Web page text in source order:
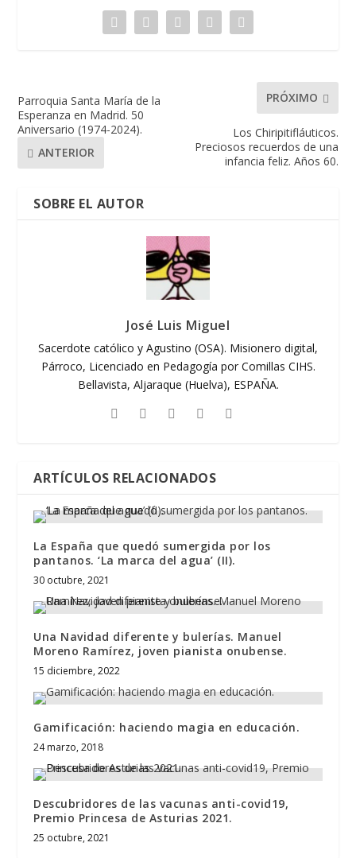
Parroquia Santa María de la
Esperanza en Madrid. 50
Aniversario (1974-2024).
ANTERIOR
PRÓXIMO
Los Chiripitifláuticos.
Preciosos recuerdos de una
infancia feliz. Años 60.
SOBRE EL AUTOR
José Luis Miguel
Sacerdote católico y Agustino (OSA). Misionero digital,
Párroco, Licenciado en Pedagogía por Comillas CIHS.
Bellavista, Aljaraque (Huelva), ESPAÑA.
ARTÍCULOS RELACIONADOS
La España que quedó sumergida por los
pantanos. ‘La marca del agua’ (II).
30 octubre, 2021
Una Navidad diferente y bulerías. Manuel
Moreno Ramírez, joven pianista onubense.
15 diciembre, 2022
Gamificación: haciendo magia en educación.
24 marzo, 2018
Descubridores de las vacunas anti-covid19,
Premio Princesa de Asturias 2021.
25 octubre, 2021